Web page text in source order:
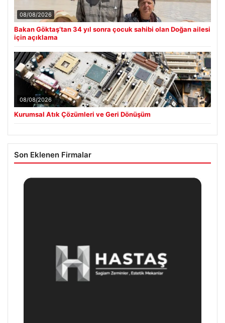
08/08/2026
Bakan Göktaş’tan 34 yıl sonra çocuk sahibi olan Doğan ailesi
için açıklama
08/08/2026
Kurumsal Atık Çözümleri ve Geri Dönüşüm
Son Eklenen Firmalar